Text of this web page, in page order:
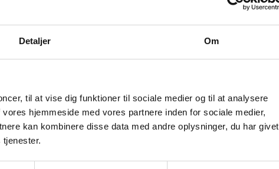
Detaljer Om
til at vise dig funktioner til sociale medier og til at analysere
hjemmeside med vores partnere inden for sociale medier,
kan kombinere disse data med andre oplysninger, du har givet